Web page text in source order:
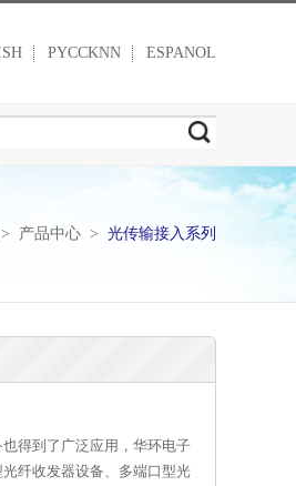
PYCCKNN ESPANOL
> 产品中心 > 光传输接入系列
得到了广泛应用，华环电子
纤收发器设备、多端口型光